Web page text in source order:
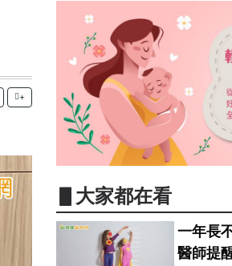
+
▋大家都在看
一年長
醫師提